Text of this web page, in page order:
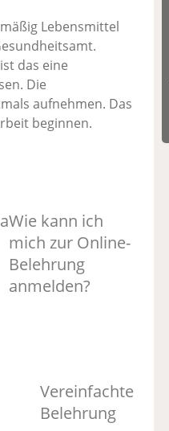
Lebensmittel
das eine
Die
aufnehmen. Das
beginnen.
Wie kann ich
mich zur Online-
Belehrung
anmelden?
Vereinfachte
Belehrung